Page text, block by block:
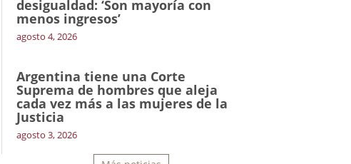
desigualdad: ‘Son mayoría con
menos ingresos’
agosto 4, 2026
Argentina tiene una Corte
Suprema de hombres que aleja
cada vez más a las mujeres de la
Justicia
agosto 3, 2026